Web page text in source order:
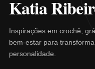
Katia
Inspirações em crochê,
bem-estar para
personalidade.